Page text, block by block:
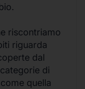
riscontriamo
riguarda
dal
di
quella